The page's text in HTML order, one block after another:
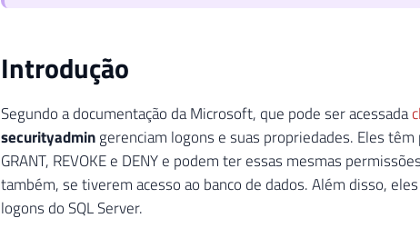
Introdução
Segundo a documentação da Microsoft, que pode ser acessada
securityadmingerenciam logons e suas propriedades. Eles
GRANT, REVOKE e DENY e podem ter essas mesmas
também, se tiverem acesso ao banco de dados. Além disso,
logons do SQL Server.